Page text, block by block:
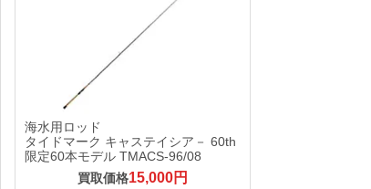
海水用ロッド
タイドマーク キャステイシア－ 60th
限定60本モデル TMACS-96/08
買取価格15,000円